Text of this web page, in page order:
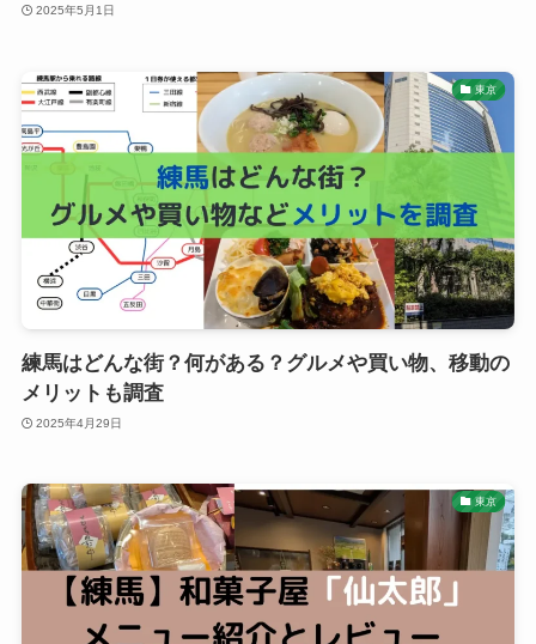
2025年5月1日
東京
練馬はどんな街？何がある？グルメや買い物、移動の
メリットも調査
2025年4月29日
東京